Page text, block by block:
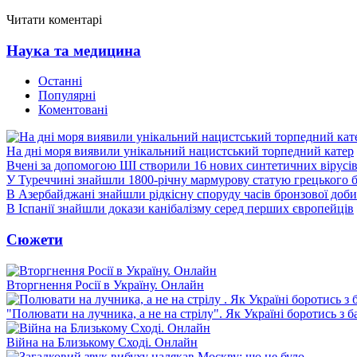
Читати коментарі
Наука та медицина
Останні
Популярні
Коментовані
На дні моря виявили унікальний нацистський торпедний катер
Вчені за допомогою ШІ створили 16 нових синтетичних вірусів
У Туреччині знайшли 1800-річну мармурову статую грецького
В Азербайджані знайшли рідкісну споруду часів бронзової доби
В Іспанії знайшли докази канібалізму серед перших європейців
Сюжети
Вторгнення Росії в Україну. Онлайн
"Полювати на лучника, а не на стрілу". Як Україні боротись з
Війна на Близькому Сході. Онлайн